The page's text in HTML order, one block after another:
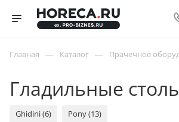
Главная — Каталог — Прачечное
Гладильные
Ghidini (6) Pony (13)